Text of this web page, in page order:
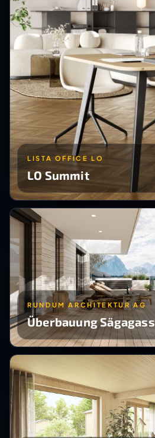
LISTA OFFICE LO
LO Summit
RUNDUM ARCHITEKTUR AG
Überbauung Sägagass